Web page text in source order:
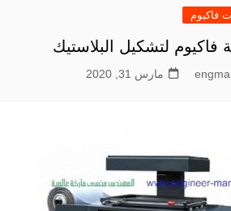
فاكيوم
فاكيوم لتشكيل البلاستيك
مارس 31, 2020